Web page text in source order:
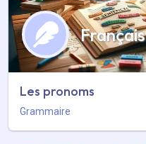
Français
Les pronoms
Grammaire